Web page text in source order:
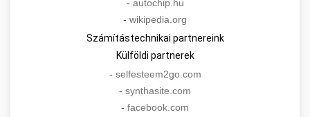
- autochip.hu
- wikipedia.org
Számítástechnikai partnereink
Külföldi partnerek
- selfesteem2go.com
- synthasite.com
- facebook.com